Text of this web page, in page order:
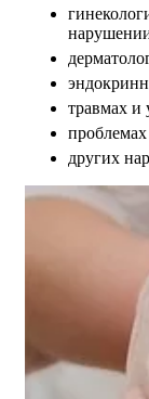
травмах и
других